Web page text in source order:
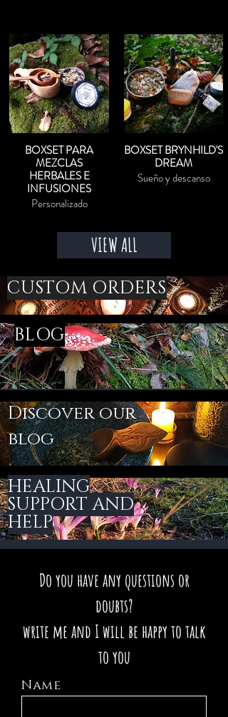
BOXSET PARA
MEZCLAS
HERBALES E
INFUSIONES
Personalizado
BOXSET BRYNHILD'S
DREAM
Sueño y descanso
VIEW ALL
CUSTOM ORDERS
BLOG
Discover our
blog
HEALING
SUPPORT AND
HELP
Do you have any questions or
doubts?
write me and I will be happy to talk
to you
Name